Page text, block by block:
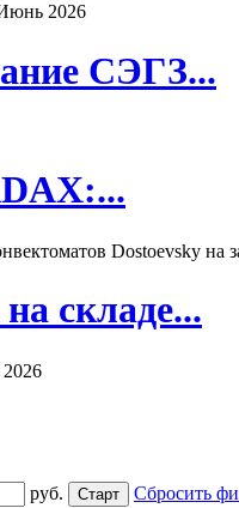
2026
СЭГЗ...
Dostoevsky на
складе...
руб. Сбросить